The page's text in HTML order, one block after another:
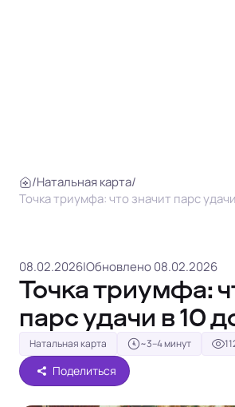
/Натальная карта/
Точка триумфа: что значит парс
08.02.2026|Обновлено 08.02.2026
Точка триумфа:
парс удачи в 10
Натальная карта ~3–4 минут
Поделиться